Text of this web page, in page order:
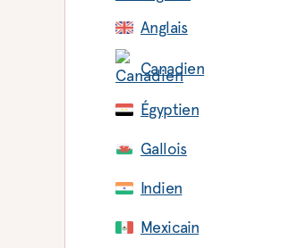
Anglais
Canadien
Égyptien
Gallois
Indien
Mexicain